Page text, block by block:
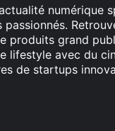
numérique
produits grand
lifestyle avec du
de startups